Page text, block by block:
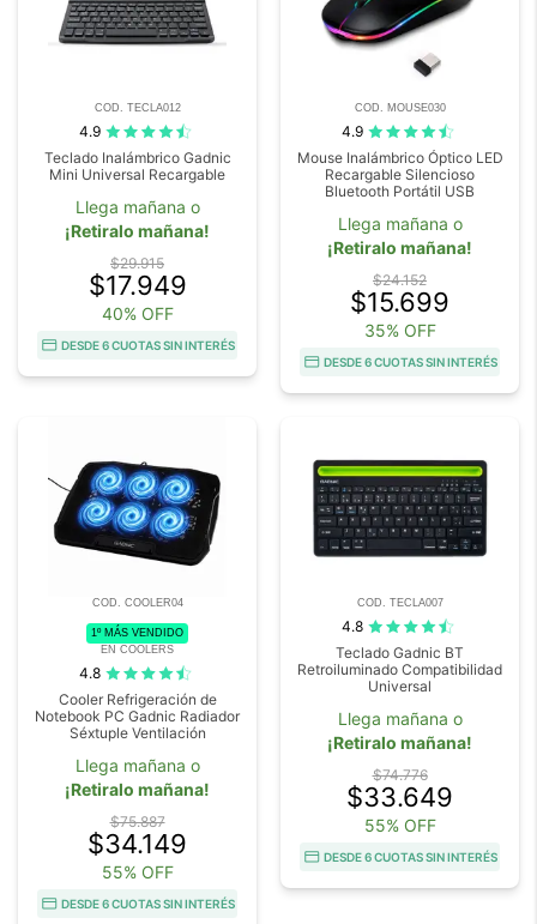
COD. TECLA012
4.9
Teclado Inalámbrico Gadnic
Mini Universal Recargable
Llega mañana o
¡Retiralo mañana!
$29.915
$17.949
40% OFF
DESDE 6 CUOTAS SIN INTERÉS
COD. MOUSE030
4.9
Mouse Inalámbrico Óptico LED
Recargable Silencioso
Bluetooth Portátil USB
Llega mañana o
¡Retiralo mañana!
$24.152
$15.699
35% OFF
DESDE 6 CUOTAS SIN INTERÉS
COD. COOLER04
1º MÁS VENDIDO
EN COOLERS
4.8
Cooler Refrigeración de
Notebook PC Gadnic Radiador
Séxtuple Ventilación
Llega mañana o
¡Retiralo mañana!
$75.887
$34.149
55% OFF
DESDE 6 CUOTAS SIN INTERÉS
COD. TECLA007
4.8
Teclado Gadnic BT
Retroiluminado Compatibilidad
Universal
Llega mañana o
¡Retiralo mañana!
$74.776
$33.649
55% OFF
DESDE 6 CUOTAS SIN INTERÉS